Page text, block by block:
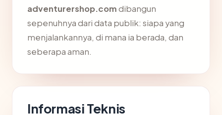
adventurershop.comdibangun
sepenuhnya dari data publik: siapa yang
menjalankannya, di mana ia berada, dan
seberapa aman.
Informasi Teknis